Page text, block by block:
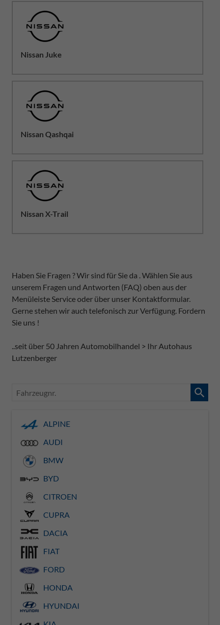
Nissan Juke
Nissan Qashqai
Nissan X-Trail
Haben Sie Fragen ? Wir sind für Sie da . Wählen Sie aus
unserem Fragen und Antworten (FAQ) oben aus der
Menüleiste Service oder über unser Kontaktformular.
Gerne stehen wir auch telefonisch zur Verfügung. Fordern
Sie uns !
..seit über 50 Jahren Automobilhandel > Ihr Autohaus
Lutzenberger
Fahrzeugnr.
ALPINE
AUDI
BMW
BYD
CITROEN
CUPRA
DACIA
FIAT
FORD
HONDA
HYUNDAI